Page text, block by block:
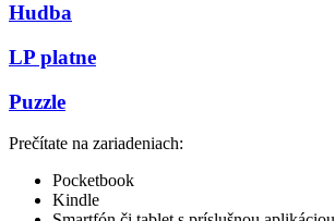
Hudba
LP platne
Puzzle
Prečítate na zariadeniach:
Pocketbook
Kindle